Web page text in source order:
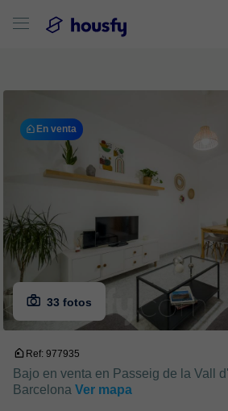
33 fotos
En venta
Ref: 977935
Bajo en venta en Passeig de la Vall
Barcelona Ver mapa